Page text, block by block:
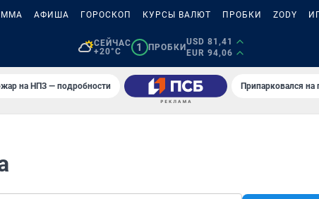
АФИША ГОРОСКОП КУРСЫ ВАЛЮТ ПРОБКИ ZODY
СЕЙЧАС
+20°C
1 ПРОБКИ
USD 81,41
EUR 94,06
на НПЗ — подробности Припарковался на